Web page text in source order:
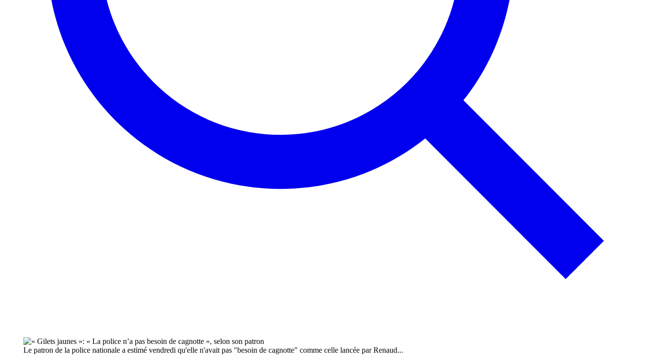
Le patron de la police nationale a estimé vendredi qu'elle n'avait pas "besoin de cagnotte" comme celle lancée par Renaud...